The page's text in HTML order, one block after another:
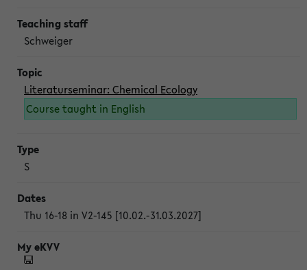
Schweiger
Literaturseminar: Chemical Ecology
Course taught in English
S
Thu 16-18 in V2-145 [10.02.-31.03.2027]